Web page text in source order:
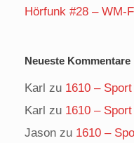
Hörfunk #28 – WM-
Neueste Kommentare
Karl zu 1610 –
Karl zu 1610 –
Jason zu 1610 –